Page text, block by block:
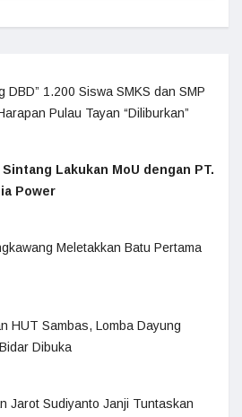
DBD” 1.200 Siswa SMKS dan SMP
Pulau Tayan “Diliburkan”
Sintang Lakukan MoU dengan PT.
Power
Meletakkan Batu Pertama
HUT Sambas, Lomba Dayung
Dibuka
Jarot Sudiyanto Janji Tuntaskan